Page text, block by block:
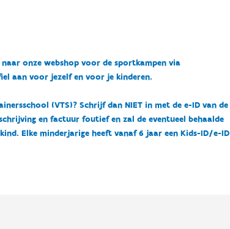
onze webshop voor de sportkampen via
aan voor jezelf en voor je kinderen.
(VTS)? Schrijf dan NIET in met de e-ID van de
en factuur foutief en zal de eventueel behaalde
Elke minderjarige heeft vanaf 6 jaar een Kids-ID/e-ID